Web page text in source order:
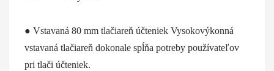
● Vstavaná 80 mm tlačiareň účteniek Vysokovýkonná
vstavaná tlačiareň dokonale spĺňa potreby používateľov
pri tlači účteniek.